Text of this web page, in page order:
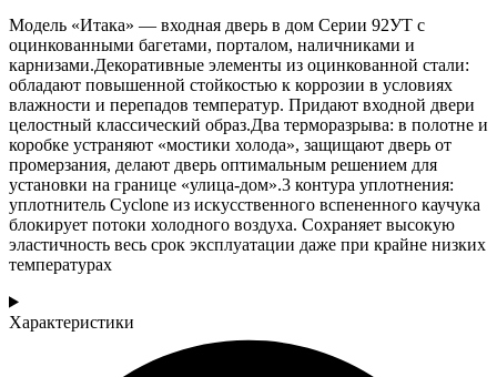
Модель «Итака» — входная дверь в дом Серии 92УТ с
оцинкованными багетами, порталом, наличниками и
карнизами.Декоративные элементы из оцинкованной стали:
обладают повышенной стойкостью к коррозии в условиях
влажности и перепадов температур. Придают входной двери
целостный классический образ.Два терморазрыва: в полотне и
коробке устраняют «мостики холода», защищают дверь от
промерзания, делают дверь оптимальным решением для
установки на границе «улица-дом».3 контура уплотнения:
уплотнитель Cyclone из искусственного вспененного каучука
блокирует потоки холодного воздуха. Сохраняет высокую
эластичность весь срок эксплуатации даже при крайне низких
температурах
Характеристики